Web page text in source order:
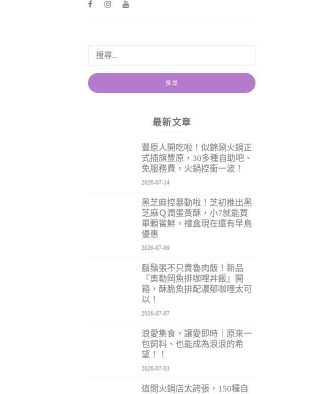
最新文章
豐原人開吃啦！似錦涮火鍋正
式插旗豐原，30多種自助吧、
免服務費，火鍋控衝一波！
2026-07-14
黑芝麻控暴動啦！芝初推出黑
芝麻Ｑ潤蛋黃酥，小7就能買
單顆嘗鮮，禮盒現在還有早鳥
優惠
2026-07-09
鬍鬚張不只賣魯肉飯！新品
『奧勒岡魚排咖哩丼飯』開
箱，酥脆魚排配濃郁咖哩太可
以！
2026-07-07
浪愛集食，讓愛即時｜原來一
包飼料、也能成為浪浪的希
望！！
2026-07-03
這間火鍋店太誇張，150種自